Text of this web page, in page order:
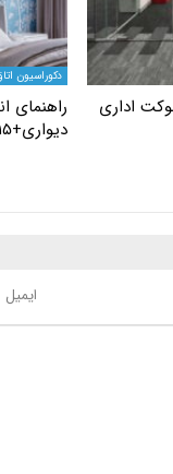
اداری
دکوراسیون
راهنمای
دیواری+۱۵ مدل جدید